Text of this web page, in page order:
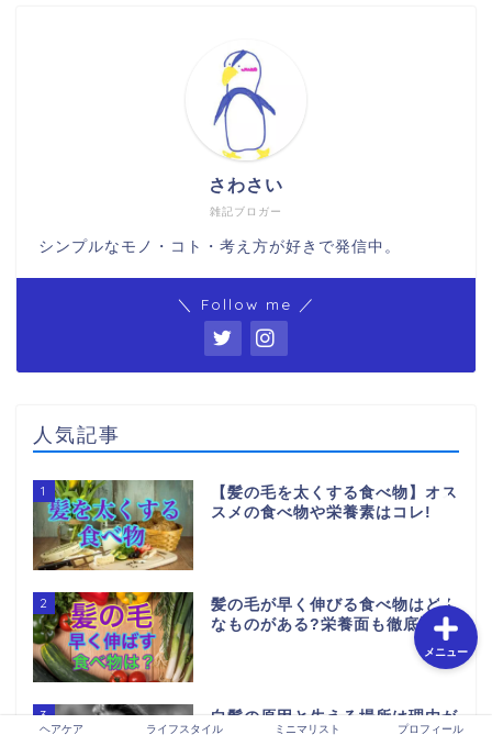
雑記ブロガー
さわさい
シンプルなモノ・コト・考え方が好きで発信中。
＼ Follow me ／
人気記事
1
【髪の毛を太くする食べ物】オス
スメの食べ物や栄養素はコレ!
2
髪の毛が早く伸びる食べ物はどん
なものがある?栄養面も徹底調査!
3
白髪の原因と生える場所は理由が
ある?同じ場所に生えるのかも調
ヘアケア ライフスタイル ミニマリスト プロフィール
メニュー